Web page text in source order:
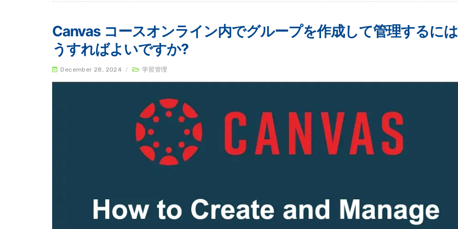
Canvas コースオンライン内でグループを作成して管理するに
うすればよいですか?
December 28, 2024 / 学習管理